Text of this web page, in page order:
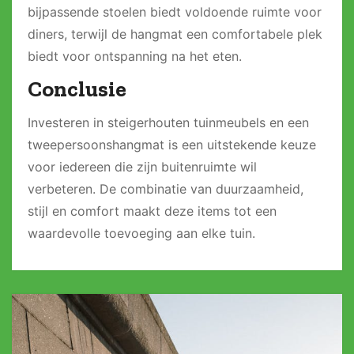
bijpassende stoelen biedt voldoende ruimte voor
diners, terwijl de hangmat een comfortabele plek
biedt voor ontspanning na het eten.
Conclusie
Investeren in steigerhouten tuinmeubels en een
tweepersoonshangmat is een uitstekende keuze
voor iedereen die zijn buitenruimte wil
verbeteren. De combinatie van duurzaamheid,
stijl en comfort maakt deze items tot een
waardevolle toevoeging aan elke tuin.